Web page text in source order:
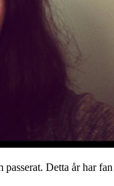
Detta år har